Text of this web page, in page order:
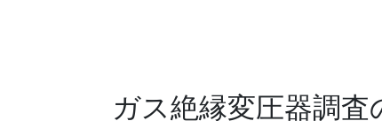
ガス絶縁変圧器調査